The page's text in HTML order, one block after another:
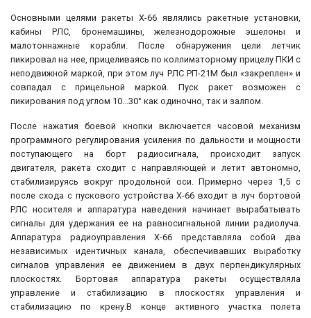
Основными целями ракеты Х-66 являлись ракетные установки,
кабины РЛС, бронемашины, железнодорожные эшелоны и
малотоннажные корабли. После обнаружения цели летчик
пикировал на нее, прицеливаясь по коллиматорному прицелу ПКИ с
неподвижной маркой, при этом луч РЛС РП-21М был «закреплен» и
совпадал с прицельной маркой. Пуск ракет возможен с
пикирования под углом 10...30° как одиночно, так и залпом.
После нажатия боевой кнопки включается часовой механизм
программного регулирования усиления по дальности и мощности
поступающего на борт радиосигнала, происходит запуск
двигателя, ракета сходит с направляющей и летит автономно,
стабилизируясь вокруг продольной оси. Примерно через 1,5 с
после схода с пускового устройства Х-66 входит в луч бортовой
РЛС носителя и аппаратура наведения начинает вырабатывать
сигналы для удержания ее на равносигнальной линии радиолуча.
Аппаратура радиоуправления Х-66 представляла собой два
независимых идентичных канала, обеспечивавших выработку
сигналов управления ее движением в двух перпендикулярных
плоскостях. Бортовая аппаратура ракеты осуществляла
управление и стабилизацию в плоскостях управления и
стабилизацию по крену.В конце активного участка полета